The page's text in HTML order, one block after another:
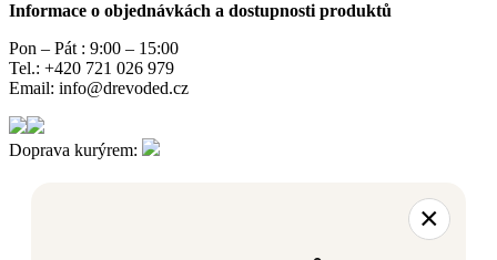
Informace o objednávkách a dostupnosti produktů
Pon – Pát : 9:00 – 15:00
Tel.: +420 721 026 979
Email: info@drevoded.cz
Doprava kurýrem:
×